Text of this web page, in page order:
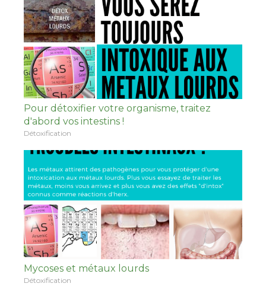
Pour détoxifier votre organisme, traitez
d'abord vos intestins !
Détoxification
Mycoses et métaux lourds
Détoxification